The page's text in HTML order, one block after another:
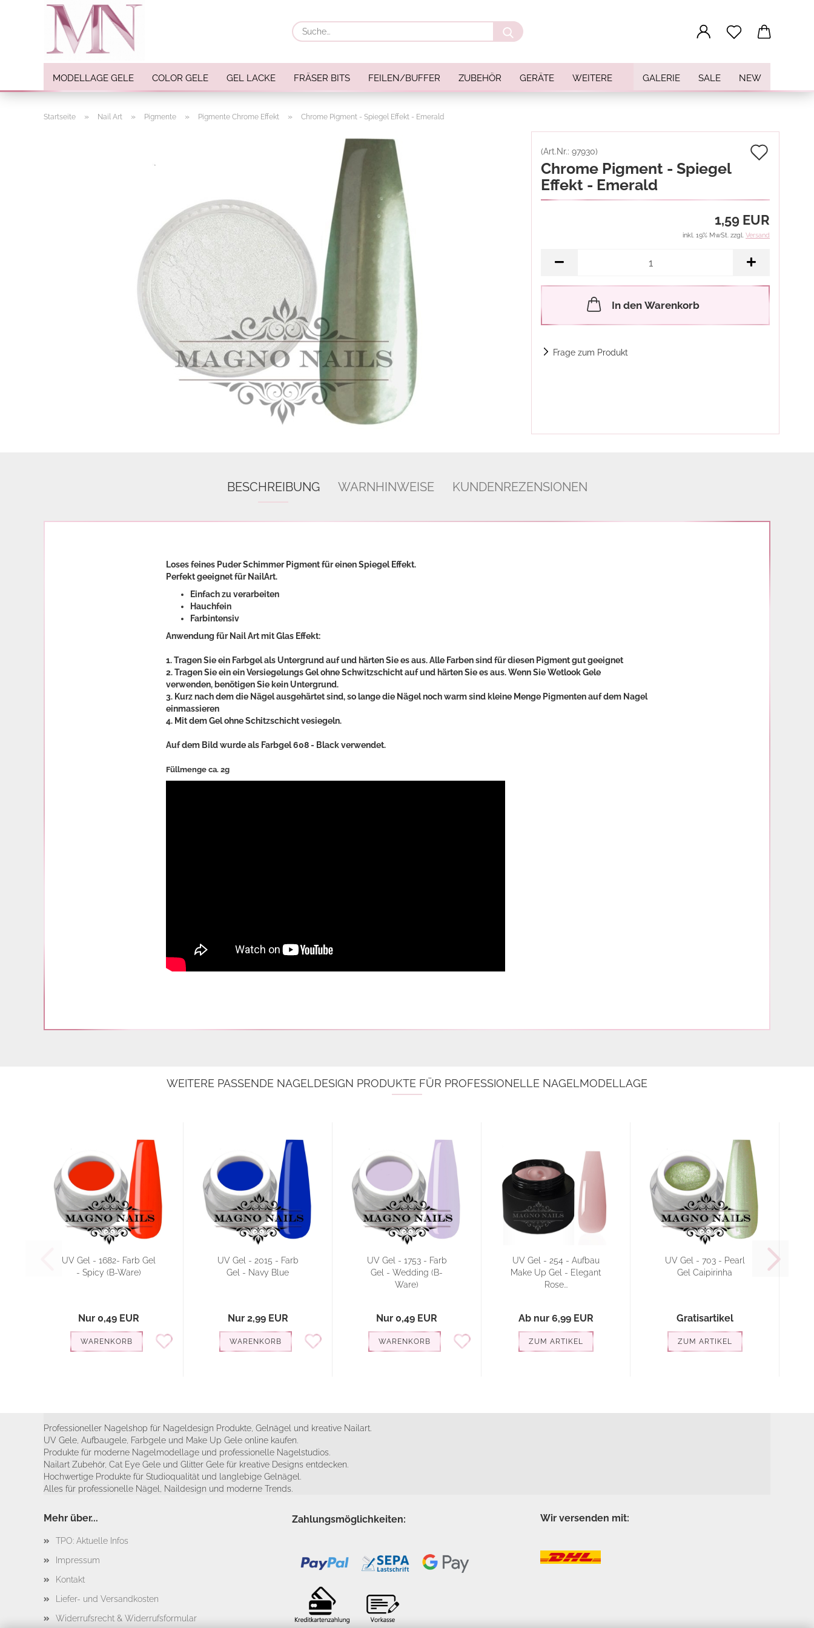
Suche...
MODELLAGE GELE COLOR GELE GEL LACKE FRÄSER BITS FEILEN/BUFFER ZUBEHÖR GERÄTE GALERIE SALE NEW
WEITERE
Nail Art Folien
Nail Stamping
Glitter
INK Colors
Nail Art Sets
Airbrush
3D Nail Formen
Feine Acrylfarbe / Aquarell
Nail Piercing
Startseite » Nail Art » Pigmente » Pigmente Chrome Effekt » Chrome Pigment - Spiegel Effekt - Emerald
(Art.Nr.: 97930)
Chrome Pigment - Spiegel
Effekt - Emerald
1,59 EUR
inkl. 19% MwSt. zzgl. Versand
In den Warenkorb
Frage zum Produkt
BESCHREIBUNG WARNHINWEISE KUNDENREZENSIONEN
Loses feines Puder Schimmer Pigment für einen Spiegel Effekt.
Perfekt geeignet für NailArt.
Einfach zu verarbeiten
Hauchfein
Farbintensiv
Anwendung für Nail Art mit Glas Effekt:
1. Tragen Sie ein Farbgel als Untergrund auf und härten Sie es aus. Alle Farben sind für diesen Pigment gut geeignet
2. Tragen Sie ein ein Versiegelungs Gel ohne Schwitzschicht auf und härten Sie es aus. Wenn Sie Wetlook Gele
verwenden, benötigen Sie kein Untergrund.
3. Kurz nach dem die Nägel ausgehärtet sind, so lange die Nägel noch warm sind kleine Menge Pigmenten auf dem Nagel
einmassieren
4. Mit dem Gel ohne Schitzschicht vesiegeln.
Auf dem Bild wurde als Farbgel 608 - Black verwendet.
Füllmenge ca. 2g
WEITERE PASSENDE NAGELDESIGN PRODUKTE FÜR PROFESSIONELLE NAGELMODELLAGE
UV Gel - 1682- Farb Gel
- Spicy (B-Ware)
Nur 0,49 EUR
WARENKORB
UV Gel - 2015 - Farb
Gel - Navy Blue
Nur 2,99 EUR
WARENKORB
UV Gel - 1753 - Farb
Gel - Wedding (B-
Ware)
Nur 0,49 EUR
WARENKORB
UV Gel - 254 - Aufbau
Make Up Gel - Elegant
Rose...
Ab nur 6,99 EUR
ZUM ARTIKEL
UV Gel - 703 - Pearl
Gel Caipirinha
Gratisartikel
ZUM ARTIKEL
Professioneller Nagelshop für Nageldesign Produkte, Gelnägel und kreative Nailart.
UV Gele, Aufbaugele, Farbgele und Make Up Gele online kaufen.
Produkte für moderne Nagelmodellage und professionelle Nagelstudios.
Nailart Zubehör, Cat Eye Gele und Glitter Gele für kreative Designs entdecken.
Hochwertige Produkte für Studioqualität und langlebige Gelnägel.
Alles für professionelle Nägel, Naildesign und moderne Trends.
Mehr über...
TPO: Aktuelle Infos
Impressum
Kontakt
Liefer- und Versandkosten
Widerrufsrecht & Widerrufsformular
Zahlungsmöglichkeiten: Wir versenden mit: